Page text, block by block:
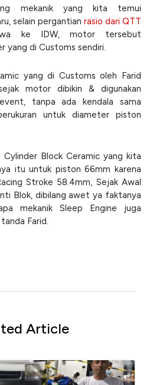
mekanik yang kita temui
selain pergantian rasio dari QTT
ke IDW, motor tersebut
yang di Customs sendiri.
yang di Customs oleh Farid
motor dibikin & digunakan
tanpa ada kendala sama
untuk diameter piston
Block Ceramic yang kita
itu untuk piston 66mm karena
Stroke 58.4mm, Sejak Awal
Blok, dibilang awet ya faktanya
mekanik Sleep Engine juga
Farid.
Article